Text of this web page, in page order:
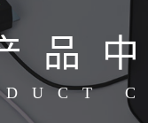
品